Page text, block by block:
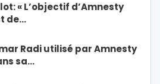
« L’objectif d’Amnesty
de…
Radi utilisé par Amnesty
sa…